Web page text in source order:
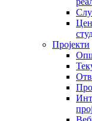
Пројекти